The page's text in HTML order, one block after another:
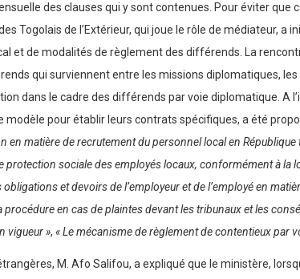
des clauses qui y sont contenues. Pour éviter que
Togolais de l’Extérieur, qui joue le rôle de médiateur, a
et de modalités de règlement des différends. La
qui surviennent entre les missions diplomatiques,
dans le cadre des différends par voie diplomatique. A
pour établir leurs contrats spécifiques, a été
en matière de recrutement du personnel local en
protection sociale des employés locaux, conformément à la
et devoirs de l’employeur et de l’employé en
en cas de plaintes devant les tribunaux et les
vigueur », « Le mécanisme de règlement de contentieux par
M. Afo Salifou, a expliqué que le ministère,